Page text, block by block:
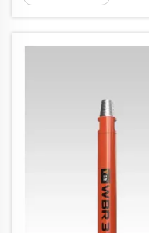
thành phần đá